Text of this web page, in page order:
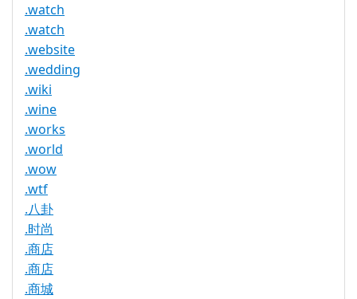
.watch
.watch
.website
.wedding
.wiki
.wine
.works
.world
.wow
.wtf
.八卦
.时尚
.商店
.商店
.商城